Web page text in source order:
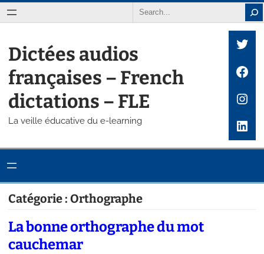
Aller
au
Search
Dictées audios
françaises – French
dictations – FLE
La veille éducative du e-learning
Catégorie : Orthographe
La bonne orthographe du mot
cauchemar